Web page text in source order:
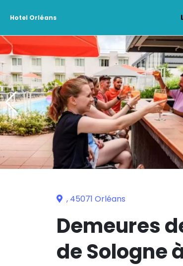
Hotel Orléans
, 45071 Orléans
Demeures
de Sologne